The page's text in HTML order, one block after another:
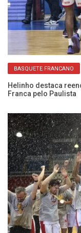
BASQUETE FRANCANO
Helinho destaca
Franca pelo Paulista